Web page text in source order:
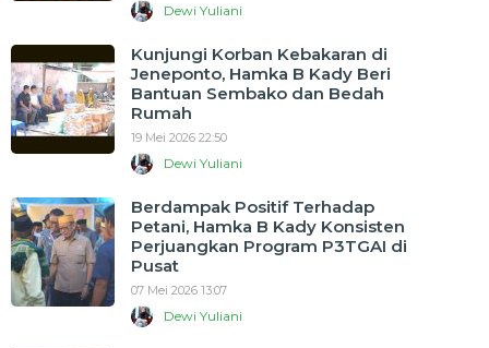
Dewi Yuliani
Kunjungi Korban Kebakaran di
Jeneponto, Hamka B Kady Beri
Bantuan Sembako dan Bedah
Rumah
19 Mei 2026 22:50
Dewi Yuliani
Berdampak Positif Terhadap
Petani, Hamka B Kady Konsisten
Perjuangkan Program P3TGAI di
Pusat
07 Mei 2026 13:07
Dewi Yuliani